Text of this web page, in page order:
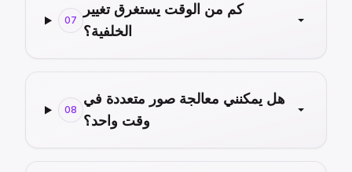
07
كم من الوقت يستغرق تغيير
الخلفية؟
08
هل يمكنني معالجة صور متعددة في
وقت واحد؟